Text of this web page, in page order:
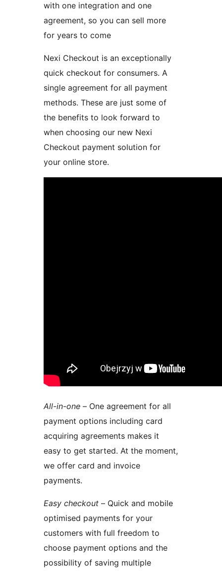
with one integration and one
agreement, so you can sell more
for years to come
Nexi Checkout is an exceptionally
quick checkout for consumers. A
single agreement for all payment
methods. These are just some of
the benefits to look forward to
when choosing our new Nexi
Checkout payment solution for
your online store.
All-in-one – One agreement for all
payment options including card
acquiring agreements makes it
easy to get started. At the moment,
we offer card and invoice
payments.
Easy checkout – Quick and mobile
optimised payments for your
customers with full freedom to
choose payment options and the
possibility of saving multiple